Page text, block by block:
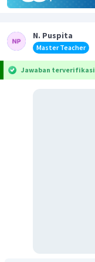
N. Puspita
Master Teacher
Jawaban terverifikasi